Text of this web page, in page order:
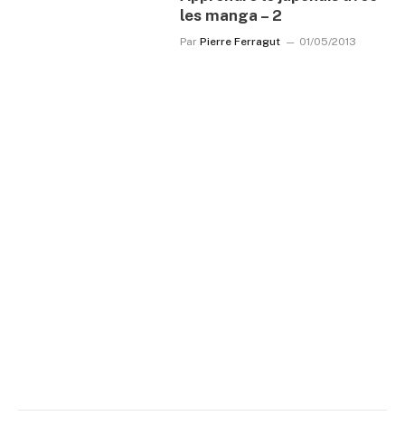
les manga – 2
Par Pierre Ferragut 01/05/2013